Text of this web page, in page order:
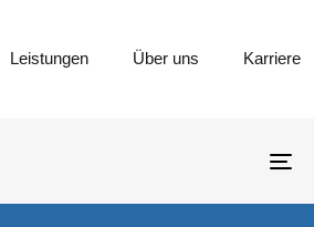
Leistungen Über uns Karriere